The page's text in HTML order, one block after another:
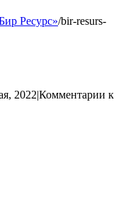
Ресурс»/bir-resurs-
2022|Комментарии к